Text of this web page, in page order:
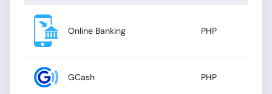
Online Banking PHP
GCash PHP